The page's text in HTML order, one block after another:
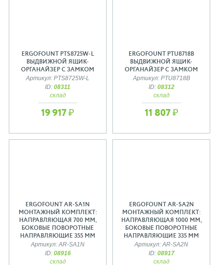
ERGOFOUNT PTS8725W-L
ВЫДВИЖНОЙ ЯЩИК-
ОРГАНАЙЗЕР С ЗАМКОМ
Артикул: PTS8725W-L
ID: 08311
склад
19 917 ₽
ERGOFOUNT PTU8718B
ВЫДВИЖНОЙ ЯЩИК-
ОРГАНАЙЗЕР С ЗАМКОМ
Артикул: PTU8718B
ID: 08312
склад
11 807 ₽
ERGOFOUNT AR-SA1N
МОНТАЖНЫЙ КОМПЛЕКТ:
НАПРАВЛЯЮЩАЯ 700 ММ,
БОКОВЫЕ ПОВОРОТНЫЕ
НАПРАВЛЯЮЩИЕ 355 ММ
Артикул: AR-SA1N
ID: 08916
склад
ERGOFOUNT AR-SA2N
МОНТАЖНЫЙ КОМПЛЕКТ:
НАПРАВЛЯЮЩАЯ 1000 ММ,
БОКОВЫЕ ПОВОРОТНЫЕ
НАПРАВЛЯЮЩИЕ 335 ММ
Артикул: AR-SA2N
ID: 08917
склад